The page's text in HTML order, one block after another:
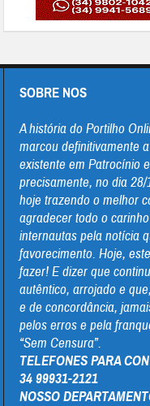
SOBRE NOS
A história do Portilho
marcou definitivamente
existente em Patrocínio
precisamente, no dia
hoje trazendo o melhor
agradecer todo o
internautas pela notícia
favorecimento. Hoje,
fazer! E dizer que
autêntico, arrojado e
e de concordância,
pelos erros e pela
“Sem Censura”.
TELEFONES PARA
34 99931-2121
NOSSO